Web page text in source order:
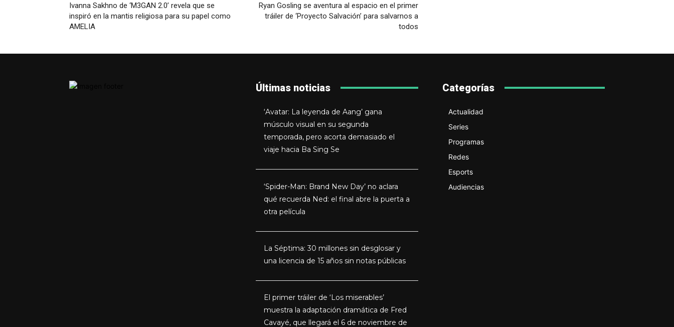
Ivanna Sakhno de ‘M3GAN 2.0’ revela que se
inspiró en la mantis religiosa para su papel como
AMELIA
Ryan Gosling se aventura al espacio en el primer
tráiler de ‘Proyecto Salvación’ para salvarnos a
todos
Últimas noticias
‘Avatar: La leyenda de Aang’ gana
músculo visual en su segunda
temporada, pero acorta demasiado el
viaje hacia Ba Sing Se
‘Spider-Man: Brand New Day’ no aclara
qué recuerda Ned: el final abre la puerta a
otra película
La Séptima: 30 millones sin desglosar y
una licencia de 15 años sin notas públicas
El primer tráiler de ‘Los miserables’
muestra la adaptación dramática de Fred
Cavayé, que llegará el 6 de noviembre de
Categorías
Actualidad
Series
Programas
Redes
Esports
Audiencias